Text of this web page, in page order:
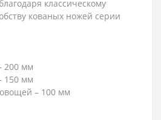
классическому
кованых ножей серии
200 мм
150 мм
– 100 мм